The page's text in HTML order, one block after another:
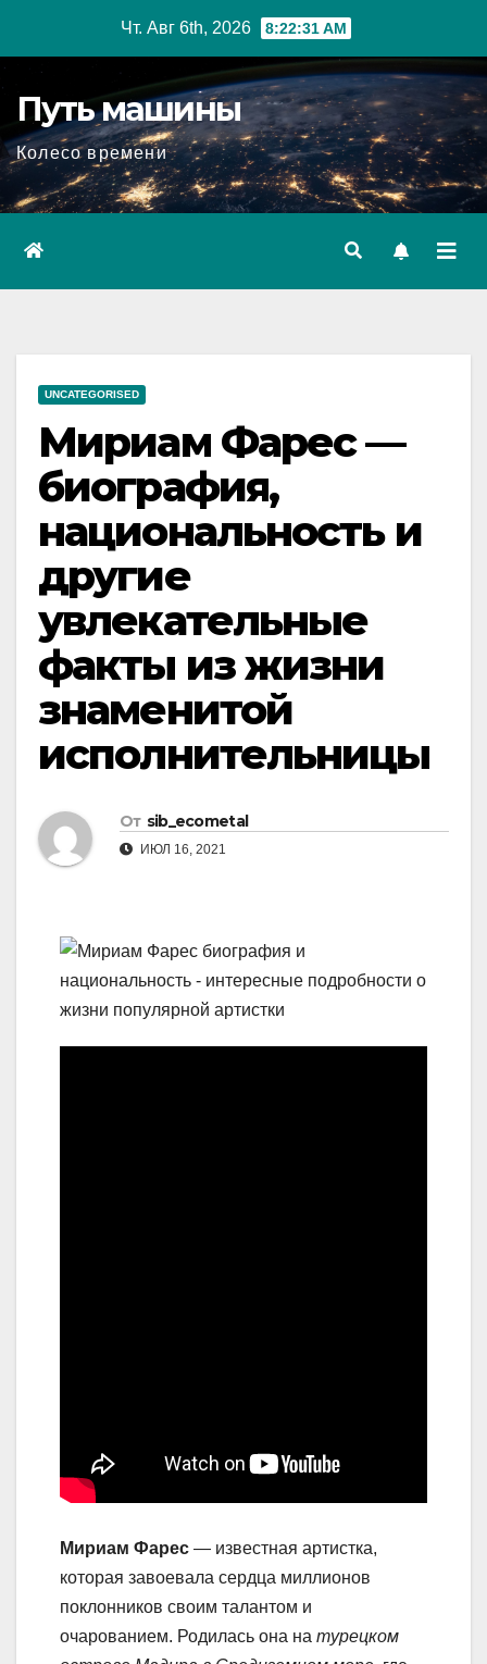
Чт. Авг 6th, 2026 8:22:32 AM
Путь машины
Колесо времени
UNCATEGORISED
Мириам Фарес —
биография,
национальность и
другие
увлекательные
факты из жизни
знаменитой
исполнительницы
От sib_ecometal
ИЮЛ 16, 2021
Мириам Фарес — известная артистка,
которая завоевала сердца миллионов
поклонников своим талантом и
очарованием. Родилась она на турецком